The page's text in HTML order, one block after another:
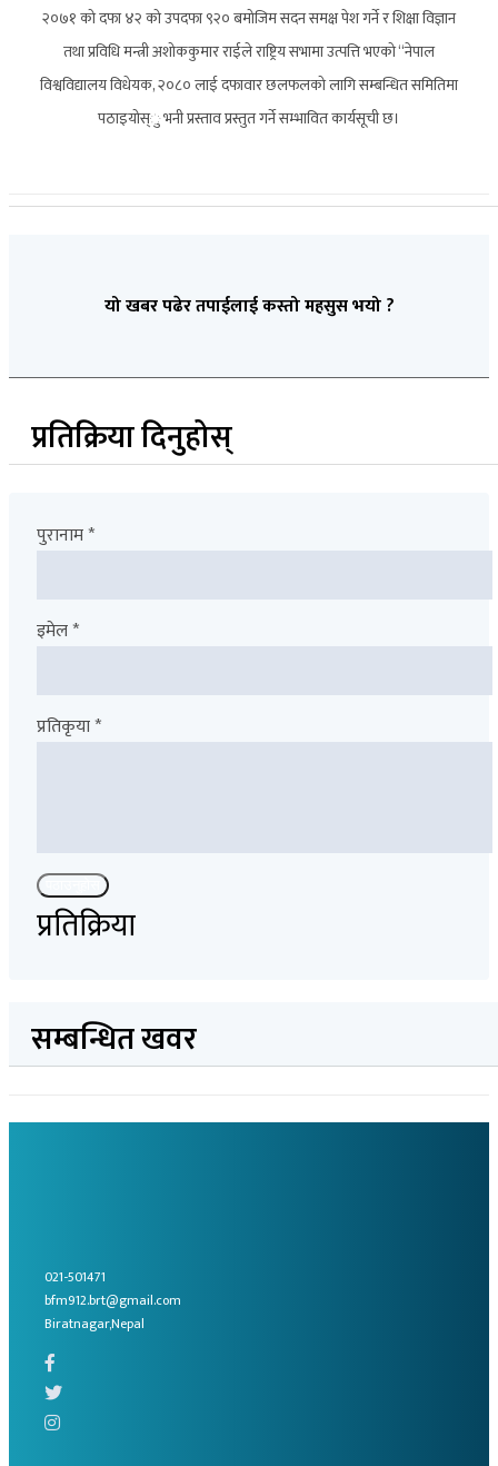
२०७१ को दफा ४२ को उपदफा ९२० बमोजिम सदन समक्ष पेश गर्ने र शिक्षा विज्ञान
तथा प्रविधि मन्त्री अशोककुमार राईले राष्ट्रिय सभामा उत्पत्ति भएको “नेपाल
विश्वविद्यालय विधेयक, २०८० लाई दफावार छलफलको लागि सम्बन्धित समितिमा
पठाइयोस्ु भनी प्रस्ताव प्रस्तुत गर्ने सम्भावित कार्यसूची छ।
यो खबर पढेर तपाईलाई कस्तो महसुस भयो ?
प्रतिक्रिया दिनुहोस्
पुरानाम *
इमेल *
प्रतिकृया *
प्रतिक्रिया
सम्बन्धित खवर
021-501471
bfm912.brt@gmail.com
Biratnagar,Nepal